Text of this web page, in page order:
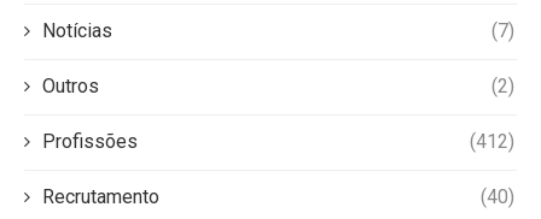
Notícias (7)
Outros (2)
Profissões (412)
Recrutamento (40)